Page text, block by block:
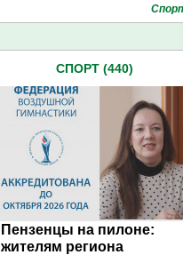
СПОРТ (440)
Пензенцы на пилоне:
жителям региона